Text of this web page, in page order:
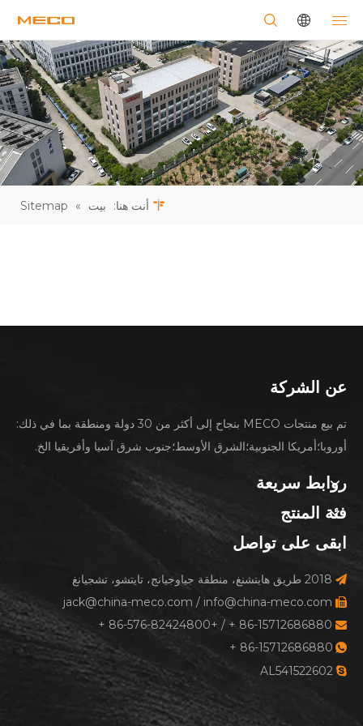
أنت هنا: بيت »
Sitemap
عن الشركة
تم بيع منتجات MECO بنجاح إلى أكثر من 30 دولة ومنطقة بما في ذلك:
أوروبا؛أمريكا الجنوبية؛الشرق الأوسط؛جنوب شرق آسيا وأفريقيا الخ.
روابط سريعة
فئة المنتج
ابقى على تواصل


jack@china-meco.com / info@china-meco.com

86-15712686880l
+
